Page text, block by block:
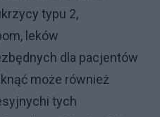
typu 2,
leków
dla pacjentów
może również
tych